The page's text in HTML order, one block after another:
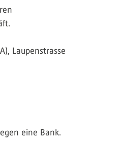
Laupenstrasse
eine Bank.